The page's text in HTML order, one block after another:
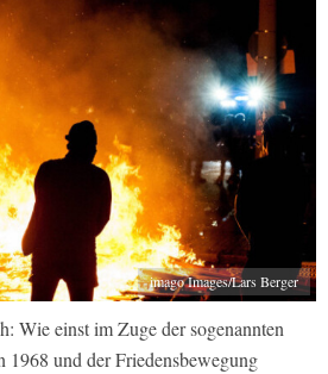
imago Images/Lars Berger
Wie einst im Zuge der sogenannten
und der Friedensbewegung